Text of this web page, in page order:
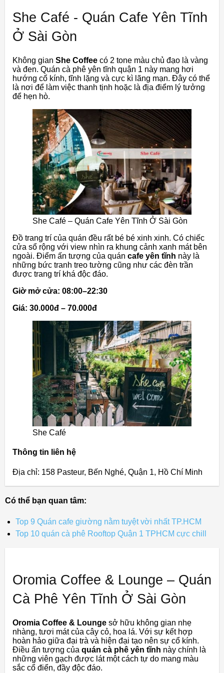
She Café - Quán Cafe Yên Tĩnh
Ở Sài Gòn
Không gian She Coffee có 2 tone màu chủ đạo là vàng
và đen. Quán cà phê yên tĩnh quận 1 này mang hơi
hướng cổ kính, tĩnh lặng và cực kì lãng mạn. Đây có thể
là nơi để làm việc thanh tịnh hoặc là địa điểm lý tưởng
để hẹn hò.
She Café – Quán Cafe Yên Tĩnh Ở Sài Gòn
Đồ trang trí của quán đều rất bé bé xinh xinh. Có chiếc
cửa sổ rộng với view nhìn ra khung cảnh xanh mát bên
ngoài. Điểm ấn tượng của quán cafe yên tĩnh này là
những bức tranh treo tường cũng như các đèn trần
được trang trí khá độc đáo.
Giờ mở cửa: 08:00–22:30
Giá: 30.000đ – 70.000đ
She Café
Thông tin liên hệ
Địa chỉ: 158 Pasteur, Bến Nghé, Quận 1, Hồ Chí Minh
Có thể bạn quan tâm:
Top 9 Quán cafe giường nằm tuyệt vời nhất TP.HCM
Top 10 quán cà phê Rooftop Quận 1 TPHCM cực chill
Oromia Coffee & Lounge – Quán
Cà Phê Yên Tĩnh Ở Sài Gòn
Oromia Coffee & Lounge sở hữu không gian nhẹ
nhàng, tươi mát của cây cỏ, hoa lá. Với sự kết hợp
hoàn hảo giữa đại trà và hiện đại tạo nên sự cổ kính.
Điều ấn tượng của quán cà phê yên tĩnh này chính là
những viên gạch được lát một cách tự do mang màu
sắc cổ điển, đầy độc đáo.